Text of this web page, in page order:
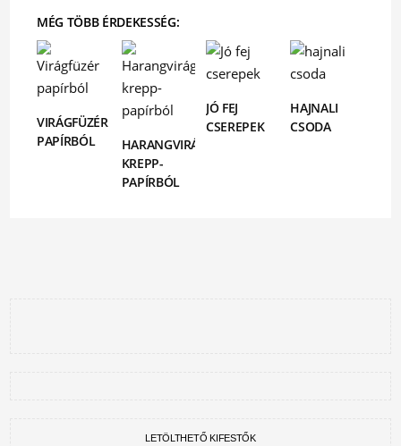
MÉG TÖBB ÉRDEKESSÉG:
VIRÁGFÜZÉR
PAPÍRBÓL
HARANGVIRÁG
KREPP-
PAPÍRBÓL
JÓ FEJ
CSEREPEK
HAJNALI
CSODA
LETÖLTHETŐ KIFESTŐK